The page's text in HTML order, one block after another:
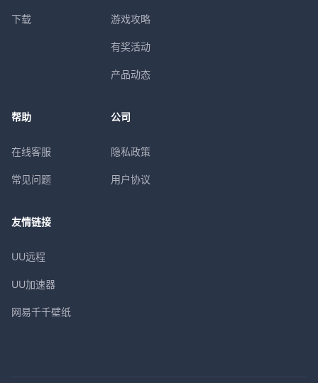
下载 游戏攻略
有奖活动
产品动态
帮助
在线客服
常见问题
公司
隐私政策
用户协议
友情链接
UU远程
UU加速器
网易千千壁纸